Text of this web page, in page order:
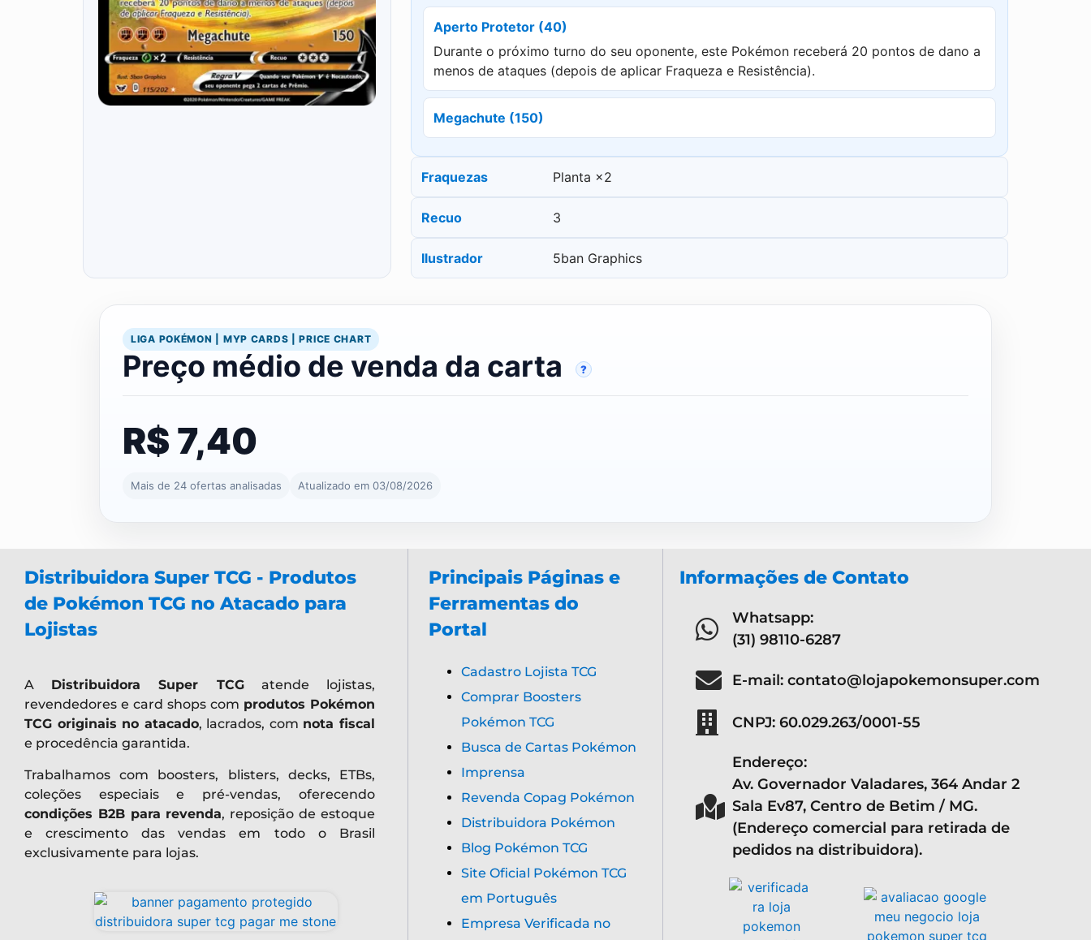
Aperto Protetor (40)
Durante o próximo turno do seu oponente, este Pokémon receberá 20 pontos de dano a
menos de ataques (depois de aplicar Fraqueza e Resistência).
Megachute (150)
Fraquezas Planta ×2
Recuo 3
Ilustrador 5ban Graphics
LIGA POKÉMON | MYP CARDS | PRICE CHART
Preço médio de venda da carta ?
R$ 7,40
Mais de 24 ofertas analisadas Atualizado em 03/08/2026
Distribuidora Super TCG - Produtos
de Pokémon TCG no Atacado para
Lojistas
A Distribuidora Super TCGatende lojistas,
revendedores e card shops com produtos Pokémon
TCG originais no atacado, lacrados, com nota fiscal
e procedência garantida.
Trabalhamos com boosters, blisters, decks, ETBs,
coleções especiais e pré-vendas, oferecendo
condições B2B para revenda, reposição de estoque
e crescimento das vendas em todo o Brasil
exclusivamente para lojas.
Principais Páginas e
Ferramentas do
Portal
Cadastro Lojista TCG
Comprar Boosters
Pokémon TCG
Busca de Cartas Pokémon
Imprensa
Revenda Copag Pokémon
Distribuidora Pokémon
Blog Pokémon TCG
Site Oficial Pokémon TCG
em Português
Empresa Verificada no
Informações de Contato
Whatsapp:
(31) 98110-6287
E-mail: contato@lojapokemonsuper.com
CNPJ: 60.029.263/0001-55
Endereço:
Av. Governador Valadares, 364 Andar 2
Sala Ev87, Centro de Betim / MG.
(Endereço comercial para retirada de
pedidos na distribuidora).